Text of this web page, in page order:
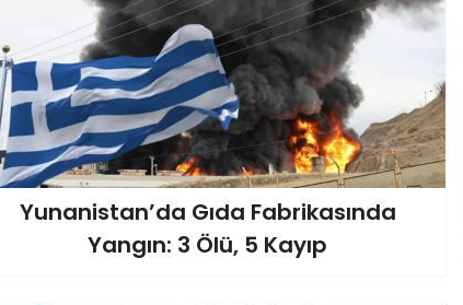
Yunanistan’da Gıda Fabrikasında
Yangın: 3 Ölü, 5 Kayıp